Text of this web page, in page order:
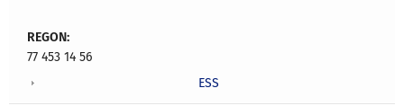
REGON:
77 453 14 56
ESS